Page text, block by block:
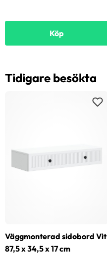
Köp
Tidigare besökta
Väggmonterad sidobord Vit
87,5 x 34,5 x 17 cm